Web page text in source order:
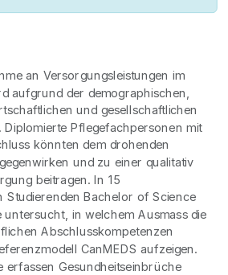
an Versorgungsleistungen im
aufgrund der demographischen,
und gesellschaftlichen
Pflegefachpersonen mit
könnten dem drohenden
und zu einer qualitativ
beitragen. In 15
Studierenden Bachelor of Science
untersucht, in welchem Ausmass die
Abschlusskompetenzen
CanMEDS aufzeigen.
erfassen Gesundheitseinbrüche